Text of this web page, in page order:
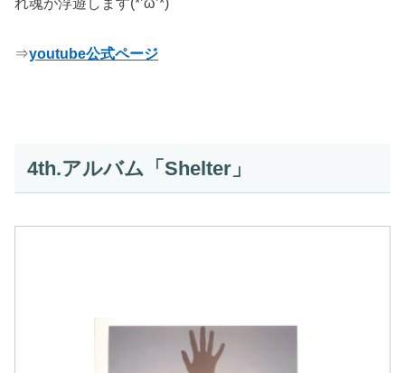
れ魂が浮遊します(*’ω’*)
⇒youtube公式ページ
4th.アルバム「Shelter」